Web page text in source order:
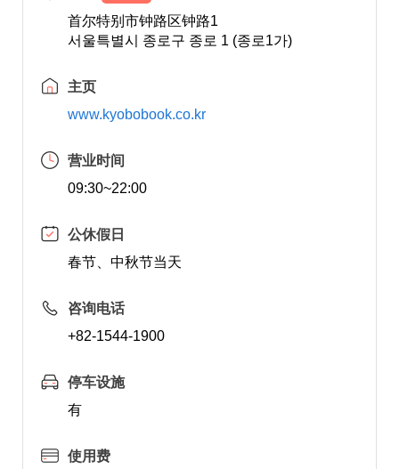
首尔特别市钟路区钟路1
서울특별시 종로구 종로 1 (종로1가)
主页
www.kyobobook.co.kr
营业时间
09:30~22:00
公休假日
春节、中秋节当天
咨询电话
+82-1544-1900
停车设施
有
使用费